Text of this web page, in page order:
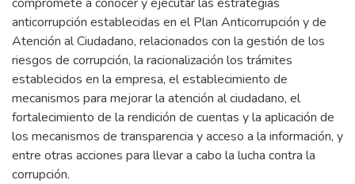
anticorrupción establecidas en el Plan Anticorrupción y de
Atención al Ciudadano, relacionados con la gestión de los
riesgos de corrupción, la racionalización los trámites
establecidos en la empresa, el establecimiento de
mecanismos para mejorar la atención al ciudadano, el
fortalecimiento de la rendición de cuentas y la aplicación de
los mecanismos de transparencia y acceso a la información, y
entre otras acciones para llevar a cabo la lucha contra la
corrupción.